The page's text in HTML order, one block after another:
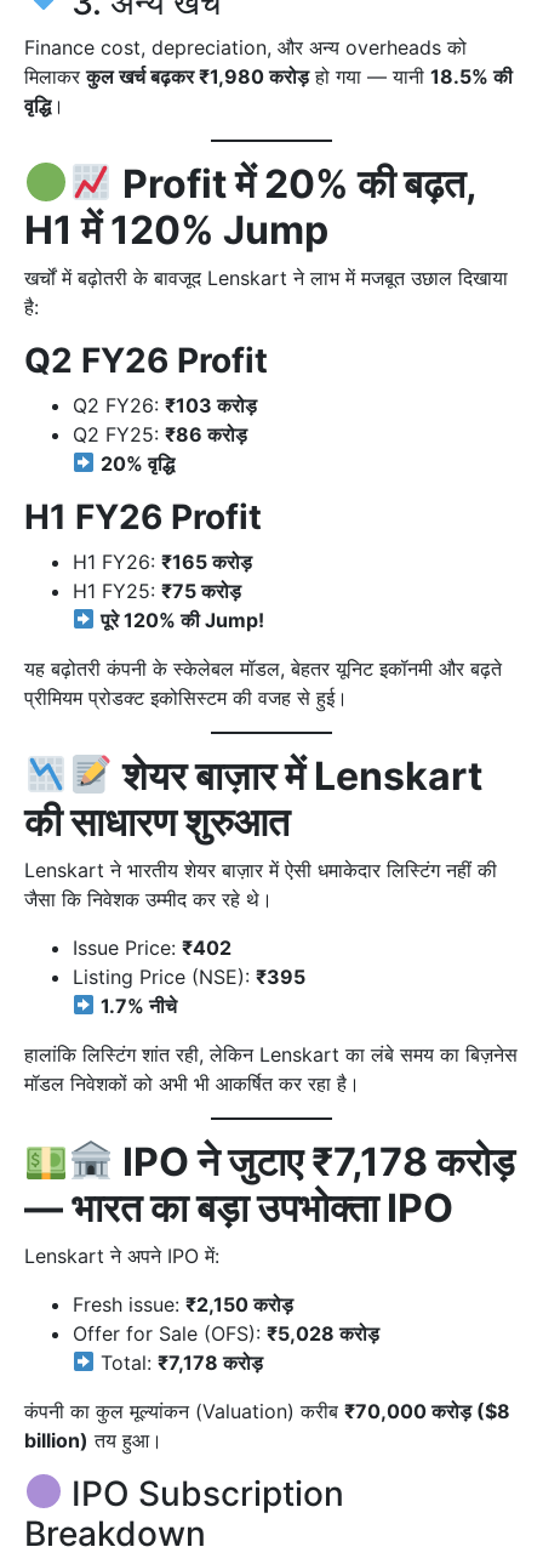
Finance cost, depreciation, और अन्य overheads को
मिलाकरकुल खर्च बढ़कर ₹1,980 करोड़हो गया — यानी 18.5% की
वृद्धि।
Profit में 20% की बढ़त,
H1 में 120% Jump
खर्चों में बढ़ोतरी के बावजूद Lenskart ने लाभ में मजबूत उछाल दिखाया
है:
Q2 FY26 Profit
Q2 FY26: ₹103 करोड़
Q2 FY25: ₹86 करोड़
20% वृद्धि
H1 FY26 Profit
H1 FY26: ₹165 करोड़
H1 FY25: ₹75 करोड़
पूरे 120% की Jump!
यह बढ़ोतरी कंपनी के स्केलेबल मॉडल, बेहतर यूनिट इकॉनमी और बढ़ते
प्रीमियम प्रोडक्ट इकोसिस्टम की वजह से हुई।
शेयर बाज़ार में Lenskart
की साधारण शुरुआत
Lenskart ने भारतीय शेयर बाज़ार में ऐसी धमाकेदार लिस्टिंग नहीं की
जैसा कि निवेशक उम्मीद कर रहे थे।
Issue Price: ₹402
Listing Price (NSE): ₹395
1.7% नीचे
हालांकि लिस्टिंग शांत रही, लेकिन Lenskart का लंबे समय का बिज़नेस
मॉडल निवेशकों को अभी भी आकर्षित कर रहा है।
IPO ने जुटाए ₹7,178 करोड़
— भारत का बड़ा उपभोक्ता IPO
Lenskart ने अपने IPO में:
Fresh issue: ₹2,150 करोड़
Offer for Sale (OFS): ₹5,028 करोड़
Total:₹7,178 करोड़
कंपनी का कुल मूल्यांकन (Valuation) करीब ₹70,000 करोड़ ($8
billion) तय हुआ।
IPO Subscription
Breakdown